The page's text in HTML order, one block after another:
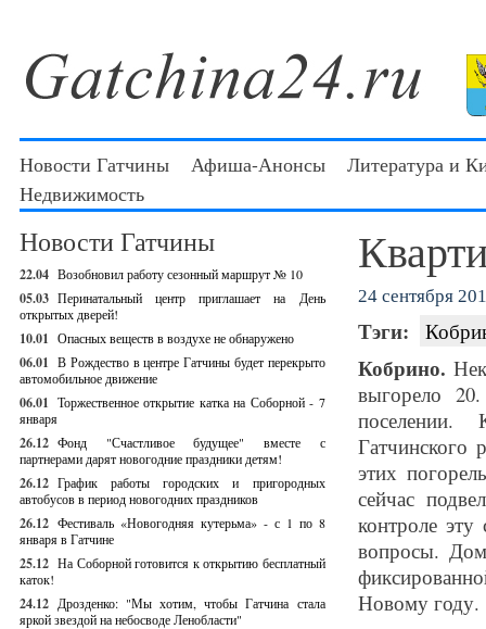
Новости Гатчины Афиша-Анонсы
Литература и
Недвижимость
Новости Гатчины
22.04 Возобновил работу сезонный маршрут № 10
05.03 Перинатальный центр приглашает на День
открытых дверей!
10.01 Опасных веществ в воздухе не обнаружено
06.01 В Рождество в центре Гатчины будет перекрыто
автомобильное движение
06.01 Торжественное открытие катка на Соборной - 7
января
26.12 Фонд "Счастливое будущее" вместе с
партнерами дарят новогодние праздники детям!
26.12 График работы городских и пригородных
автобусов в период новогодних праздников
26.12 Фестиваль «Новогодняя кутерьма» - с 1 по 8
января в Гатчине
25.12 На Соборной готовится к открытию бесплатный
каток!
24.12 Дрозденко: "Мы хотим, чтобы Гатчина стала
яркой звездой на небосводе Ленобласти"
24 сентября
Тэги:
Кобрино.
выгорело
поселении.
Гатчинского
этих
сейчас
контроле
вопросы.
Новому году.